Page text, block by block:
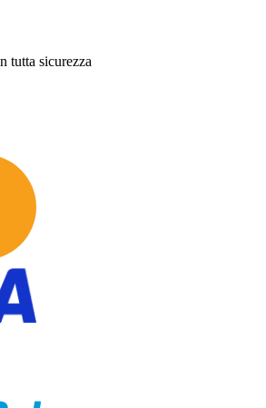
tutta sicurezza